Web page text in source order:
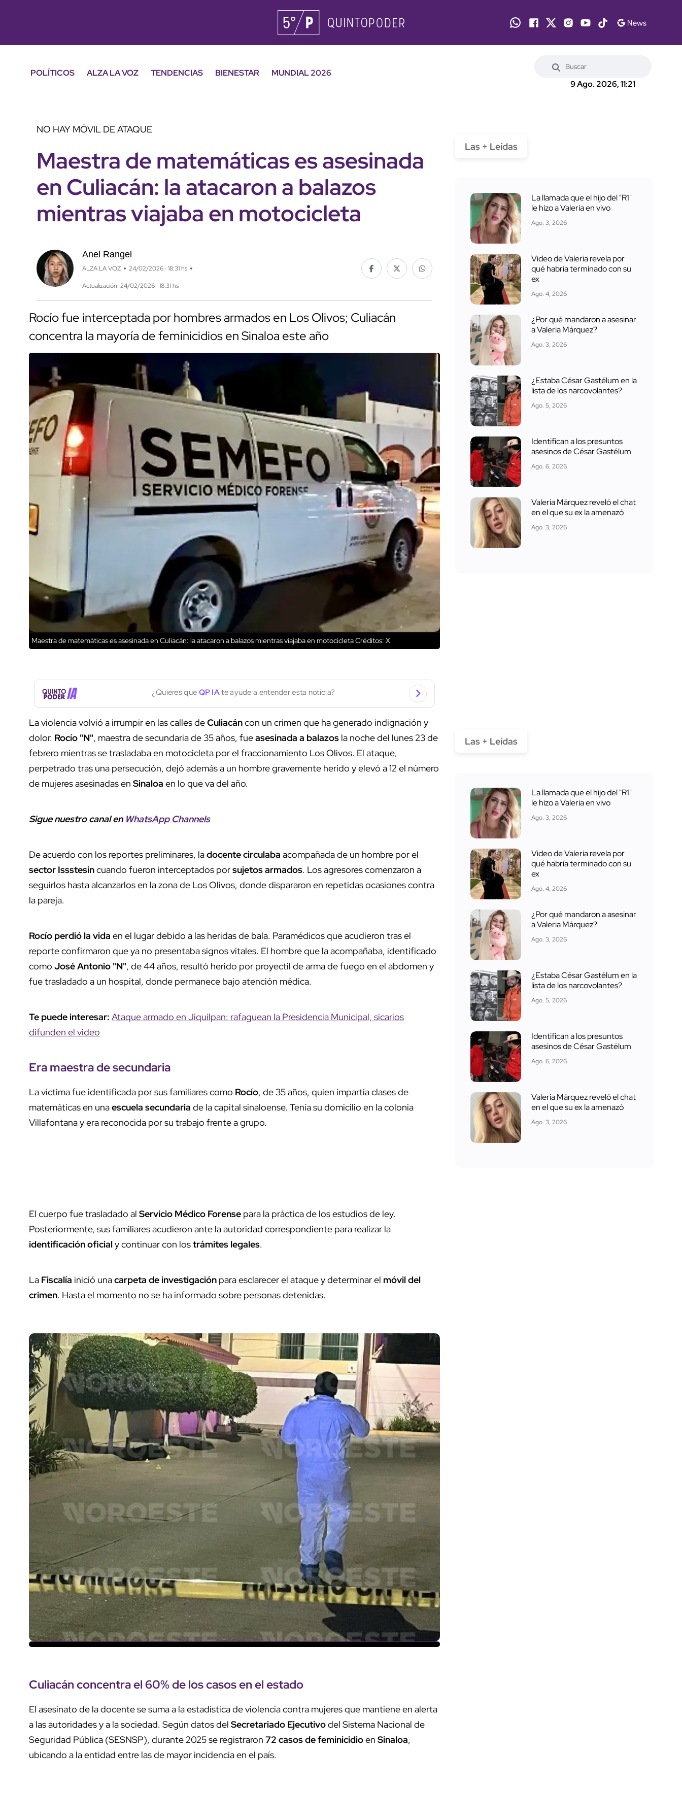
POLÍTICOS ALZA LA VOZ TENDENCIAS BIENESTAR
MUNDIAL 2026
9 Ago. 2026, 11:21
NO HAY MÓVIL DE ATAQUE
Maestra de matemáticas es asesinada
en Culiacán: la atacaron a balazos
mientras viajaba en motocicleta
Anel Rangel
ALZA LA VOZ 24/02/2026 · 18:31 hs
Actualización: 24/02/2026 · 18:31 hs
Rocío fue interceptada por hombres armados en Los Olivos; Culiacán
concentra la mayoría de feminicidios en Sinaloa este año
Maestra de matemáticas es asesinada en Culiacán: la atacaron a balazos mientras viajaba en motocicletaCréditos: X
¿Quieres que QP IAte ayude a entender esta noticia?
La violencia volvió a irrumpir en las calles deCuliacáncon un crimen que ha generado indignación y
dolor. Rocío "N", maestra de secundaria de 35 años, fueasesinada a balazos la noche del lunes 23 de
febrero mientras se trasladaba en motocicleta por el fraccionamiento Los Olivos. El ataque,
perpetrado tras una persecución, dejó además a un hombre gravemente herido y elevó a 12 el número
de mujeres asesinadas en Sinaloa en lo que va del año.
Sigue nuestro canal en WhatsApp Channels
De acuerdo con los reportes preliminares, ladocente circulaba acompañada de un hombre por el
sector Issstesincuando fueron interceptados porsujetos armados. Los agresores comenzaron a
seguirlos hasta alcanzarlos en la zona de Los Olivos, donde dispararon en repetidas ocasiones contra
la pareja.
Rocío perdió la vida en el lugar debido a las heridas de bala. Paramédicos que acudieron tras el
reporte confirmaron que ya no presentaba signos vitales. El hombre que la acompañaba, identificado
como José Antonio "N", de 44 años, resultó herido por proyectil de arma de fuego en el abdomen y
fue trasladado a un hospital, donde permanece bajo atención médica.
Te puede interesar: Ataque armado en Jiquilpan: rafaguean la Presidencia Municipal, sicarios
difunden el video
Era maestra de secundaria
La víctima fue identificada por sus familiares como Rocío, de 35 años, quien impartía clases de
matemáticas en unaescuela secundaria de la capital sinaloense. Tenía su domicilio en la colonia
Villafontana y era reconocida por su trabajo frente a grupo.
El cuerpo fue trasladado al Servicio Médico Forense para la práctica de los estudios de ley.
Posteriormente, sus familiares acudieron ante la autoridad correspondiente para realizar la
identificación oficialy continuar con lostrámites legales.
La Fiscalía inició unacarpeta de investigación para esclarecer el ataque y determinar el móvil del
crimen. Hasta el momento no se ha informado sobre personas detenidas.
Culiacánconcentra el60% de los casosen elestado
El asesinato de la docente se suma a la estadística de violencia contra mujeres que mantiene en alerta
a las autoridades y a la sociedad. Según datos del Secretariado Ejecutivodel Sistema Nacional de
Seguridad Pública (SESNSP), durante 2025 se registraron 72 casos de feminicidioen Sinaloa,
ubicando a la entidad entre las de mayor incidencia en el país.
Las + Leídas
La llamada que el hijo del "R1"
le hizo a Valeria en vivo
Ago. 3, 2026
Video de Valeria revela por
qué habría terminado con su
ex
Ago. 4, 2026
¿Por qué mandaron a asesinar
a Valeria Márquez?
Ago. 3, 2026
¿Estaba César Gastélum en la
lista de los narcovolantes?
Ago. 5, 2026
Identifican a los presuntos
asesinos de César Gastélum
Ago. 6, 2026
Valeria Márquez reveló el chat
en el que su ex la amenazó
Ago. 3, 2026
Las + Leídas
La llamada que el hijo del "R1"
le hizo a Valeria en vivo
Ago. 3, 2026
Video de Valeria revela por
qué habría terminado con su
ex
Ago. 4, 2026
¿Por qué mandaron a asesinar
a Valeria Márquez?
Ago. 3, 2026
¿Estaba César Gastélum en la
lista de los narcovolantes?
Ago. 5, 2026
Identifican a los presuntos
asesinos de César Gastélum
Ago. 6, 2026
Valeria Márquez reveló el chat
en el que su ex la amenazó
Ago. 3, 2026